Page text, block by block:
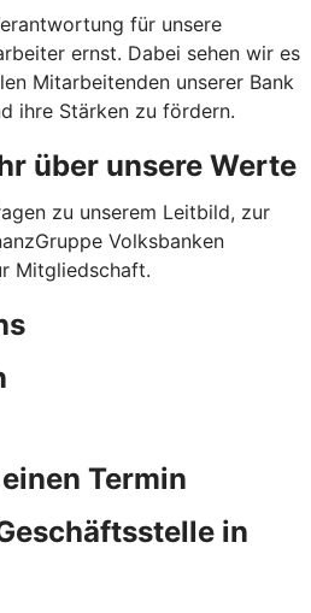
für unsere
ernst. Dabei sehen wir es
Mitarbeitenden unserer Bank
ihre Stärken zu fördern.
über unsere Werte
zu unserem Leitbild, zur
Volksbanken
Mitgliedschaft.
Termin
in